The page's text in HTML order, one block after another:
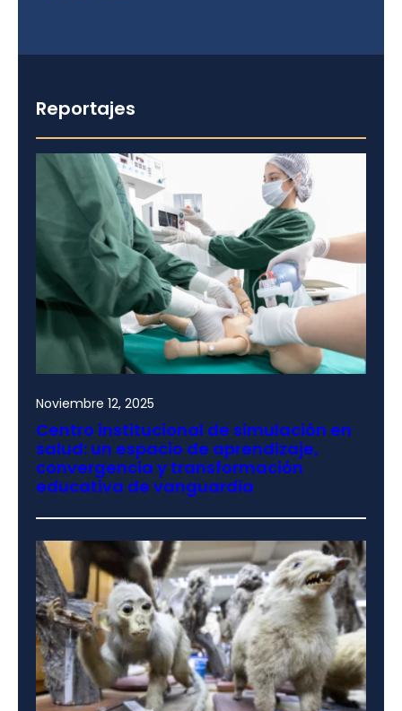
Reportajes
Noviembre 12, 2025
Centro institucional de simulación en
salud: un espacio de aprendizaje,
convergencia y transformación
educativa de vanguardia